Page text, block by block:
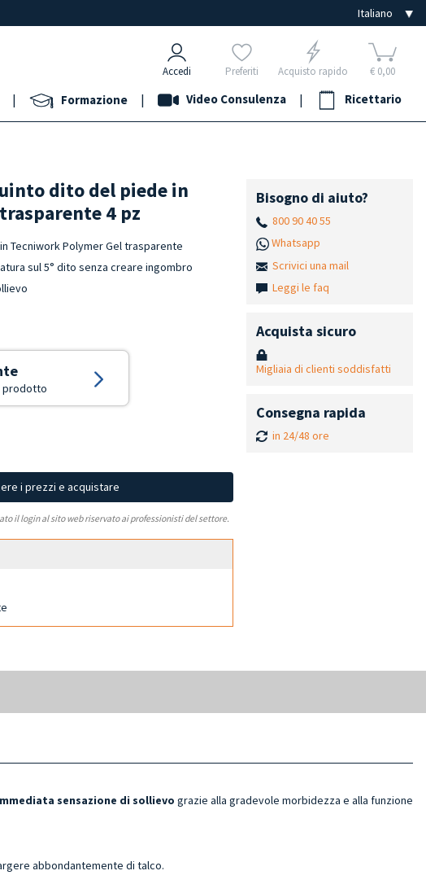
Accedi Preferiti Acquisto rapido € 0,00
| Formazione | Video Consulenza | Ricettario
dito del piede in
4 pz
Tecniwork Polymer Gel trasparente
sul 5° dito senza creare ingombro
prodotto
i prezzi e acquistare
il login al sito web riservato ai professionisti del settore.
Bisogno di aiuto?
800 90 40 55
Whatsapp
Scrivici una mail
Leggi le faq
Acquista sicuro
Migliaia di clienti soddisfatti
Consegna rapida
in 24/48 ore
sensazione di sollievo grazie alla gradevole morbidezza e alla funzione
abbondantemente di talco.